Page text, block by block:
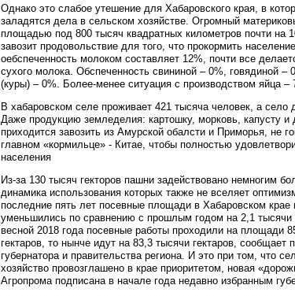
Однако это слабое утешение для Хабаровского края, в
заладятся дела в сельском хозяйстве. Огромный
площадью под 800 тысяч квадратных километров почти на
завозит продовольствие для того, что прокормить
оебспеченность молоком составляет 12%, почти все
сухого молока. Обспеченность свининой – 0%, говядиной –
(куры) – 0%. Более-менее ситуация с производством яйца –
В хабаровском селе проживает 421 тысяча человек, а село
Даже продукцию земледелия: картошку, морковь, капусту и
приходится завозить из Амурской обалсти и Приморья, не
главном «кормильце» - Китае, чтобы полностью
населения
Из-за 130 тысяч гекторов пашни задействовано немногим
динамика использования которых также не вселяет
последние пять лет посевные площади в Хабаровском крае
уменьшились по сравнению с прошлым годом на 2,1 тысячи
весной 2018 года посевные работы проходили на площади
гектаров, то нынче идут на 83,3 тысячи гектаров, сообщает
губернатора и правительства региона. И это при том, что
хозяйство провозглашено в крае приоритетом, новая
Агропрома подписана в начале года недавно избранным